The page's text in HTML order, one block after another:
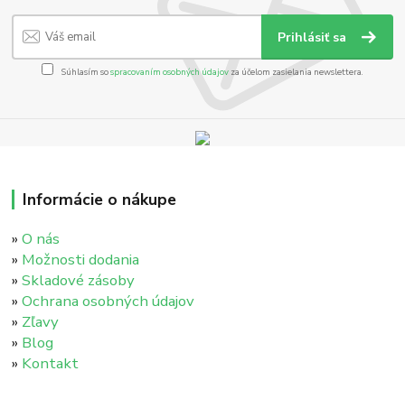
Prihlásiť sa
Súhlasím sospracovaním osobných údajov za účelom zasielania newslettera.
Informácie o nákupe
»O nás
» Možnosti dodania
»Skladové zásoby
»Ochrana osobných údajov
» Zľavy
» Blog
» Kontakt